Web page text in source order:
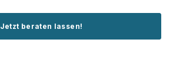
Jetzt beraten lassen!